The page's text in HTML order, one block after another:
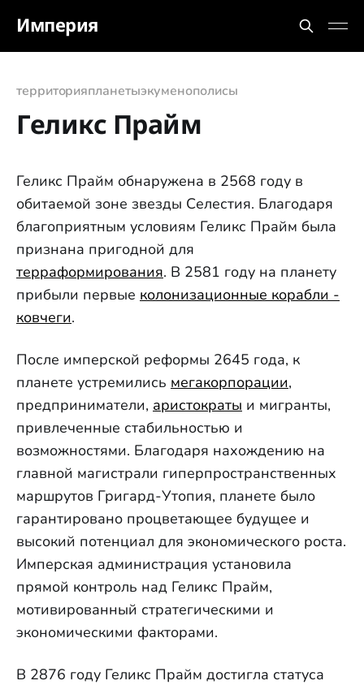
Империя
территорияпланетыэкуменополисы
Геликс Прайм
Геликс Прайм обнаружена в 2568 году в
обитаемой зоне звезды Селестия. Благодаря
благоприятным условиям Геликс Прайм была
признана пригодной для
терраформирования. В 2581 году на планету
прибыли первые колонизационные корабли -
ковчеги.
После имперской реформы 2645 года, к
планете устремились мегакорпорации,
предприниматели, аристократы и мигранты,
привлеченные стабильностью и
возможностями. Благодаря нахождению на
главной магистрали гиперпространственных
маршрутов Григард-Утопия, планете было
гарантировано процветающее будущее и
высокий потенциал для экономического роста.
Имперская администрация установила
прямой контроль над Геликс Прайм,
мотивированный стратегическими и
экономическими факторами.
В 2876 году Геликс Прайм достигла статуса